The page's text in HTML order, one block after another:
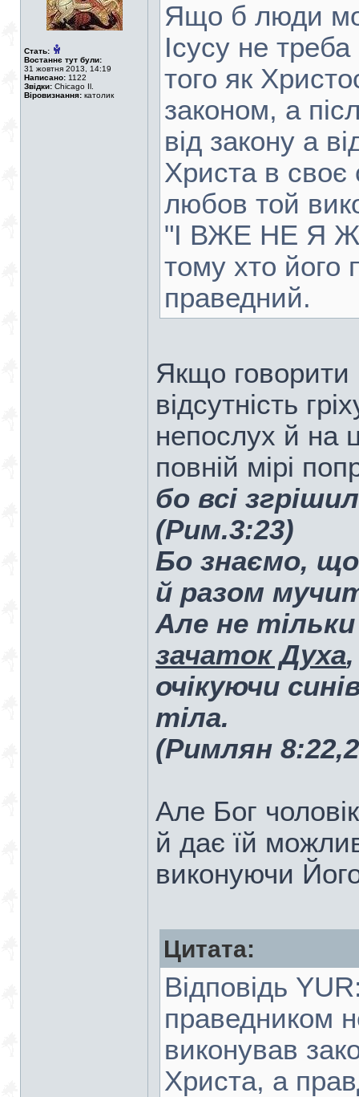
Стать:
Востаннє тут були:
31 жовтня 2013, 14:19
Написано: 1122
Звідки: Chicago Il.
Віровизнання: католик
Ящо б люди
Ісусу не
того як
законом, а
від закону а
Христа в
любов той
"І ВЖЕ НЕ Я
тому хто його
праведний.
Якщо говорити
відсутність
непослух й на
повній мірі
бо всі
(Рим.3:23)
Бо знаємо, що
й разом
Але не
зачаток Духа
очікуючи
тіла.
(Римлян
Але Бог
й дає їй
виконуючи
Цитата:
Відповідь
праведником
виконував
Христа, а